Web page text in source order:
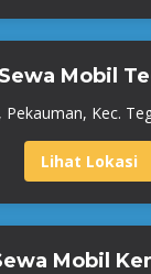
Sewa Mobil
Pekauman, Kec.
Lihat Lokasi
Mobil